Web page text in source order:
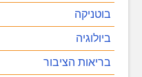
בוטניקה
ביולוגיה
בריאות הציבור